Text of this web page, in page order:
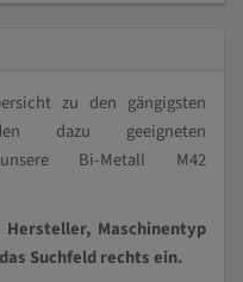
zu den gängigsten
dazu geeigneten
unsere Bi-Metall M42
Maschinentyp
Suchfeld rechts ein.